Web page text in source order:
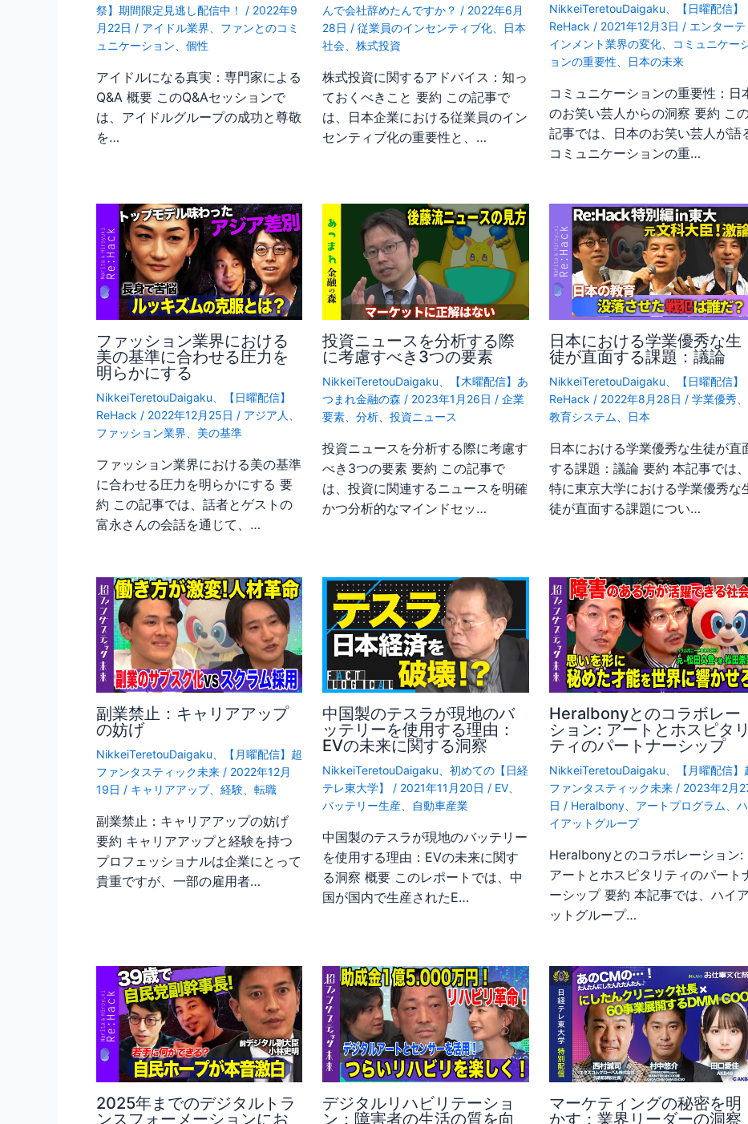
祭】期間限定見逃し配信中！
/ 2022年9
月22日 / アイドル業界
ファンとのコミ
ュニケーション
個性
アイドルになる真実：専門家による
Q&A 概要 このQ&Aセッションで
は、アイドルグループの成功と尊敬
を…
んで会社辞めたんですか？ / 2022年6月
28日 /従業員のインセンティブ化
日本
社会 、株式投資
株式投資に関するアドバイス：知っ
ておくべきこと 要約 この記事で
は、日本企業における従業員のイン
センティブ化の重要性と、…
NikkeiTeretouDaigaku
【日曜配信】
ReHack / 2021年12月3日 / エンターテ
インメント業界の変化、
コミュニケー
ョンの重要性
日本の未来
コミュニケーションの重要性：日
のお笑い芸人からの洞察 要約 こ
記事では、日本のお笑い芸人が語
コミュニケーションの重…
ファッション業界における
美の基準に合わせる圧力を
明らかにする
NikkeiTeretouDaigaku
【日曜配信】
ReHack / 2022年12月25日 / アジア人
ファッション業界
美の基準
ファッション業界における美の基準
に合わせる圧力を明らかにする 要
約 この記事では、話者とゲストの
富永さんの会話を通じて、…
投資ニュースを分析する際
に考慮すべき3つの要素
NikkeiTeretouDaigaku
【木曜配信】あ
つまれ金融の森 / 2023年1月26日 /企業
要素 、分析 、投資ニュース
投資ニュースを分析する際に考慮す
べき3つの要素 要約 この記事で
は、投資に関連するニュースを明確
かつ分析的なマインドセッ…
日本における学業優秀な生
徒が直面する課題：議論
NikkeiTeretouDaigaku
【日曜配信】
ReHack / 2022年8月28日 / 学業優秀
教育システム
日本
日本における学業優秀な生徒が直
する課題：議論 要約 本記事では、
特に東京大学における学業優秀な
徒が直面する課題につい…
副業禁止：キャリアアップ
の妨げ
NikkeiTeretouDaigaku
【月曜配信】超
ファンタスティック未来 / 2022年12月
19日 / キャリアアップ、 経験 転職
副業禁止：キャリアアップの妨げ
要約 キャリアアップと経験を持つ
プロフェッショナルは企業にとって
貴重ですが、一部の雇用者…
中国製のテスラが現地のバ
ッテリーを使用する理由：
EVの未来に関する洞察
NikkeiTeretouDaigaku 、初めての【日経
テレ東大学】
/ 2021年11月20日 / EV
バッテリー生産
自動車産業
中国製のテスラが現地のバッテリー
を使用する理由：EVの未来に関す
る洞察 概要 このレポートでは、中
国が国内で生産されたE…
Heralbonyとのコラボレー
ション: アートとホスピタリ
ティのパートナーシップ
NikkeiTeretouDaigaku
【月曜配信】
ファンタスティック未来/ 2023年2月
日 / Heralbony、 アートプログラム
ハ
イアットグループ
Heralbonyとのコラボレーション:
アートとホスピタリティのパート
ーシップ 要約 本記事では、ハイア
ットグループ…
2025年までのデジタルトラ
ンスフォーメーションにお
デジタルリハビリテーショ
ン：障害者の生活の質を向
マーケティングの秘密を明
かす：業界リーダーの洞察